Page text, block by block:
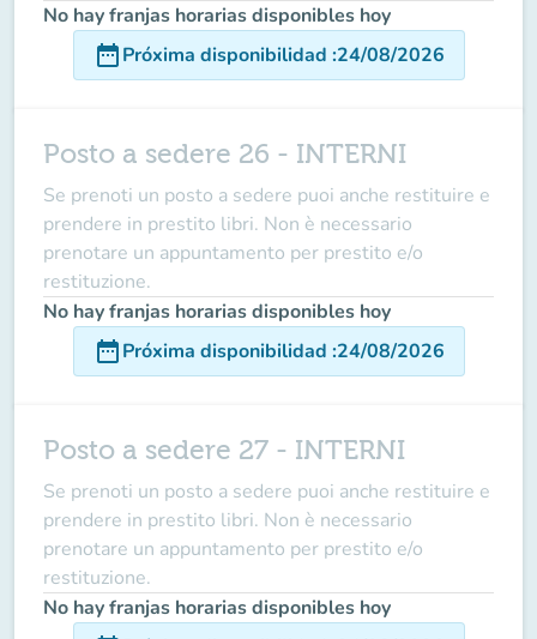
No hay franjas horarias disponibles hoy
date_rangePróxima disponibilidad :24/08/2026
Posto a sedere 26 - INTERNI
Se prenoti un posto a sedere puoi anche restituire e
prendere in prestito libri. Non è necessario
prenotare un appuntamento per prestito e/o
restituzione.
No hay franjas horarias disponibles hoy
date_rangePróxima disponibilidad :24/08/2026
Posto a sedere 27 - INTERNI
Se prenoti un posto a sedere puoi anche restituire e
prendere in prestito libri. Non è necessario
prenotare un appuntamento per prestito e/o
restituzione.
No hay franjas horarias disponibles hoy